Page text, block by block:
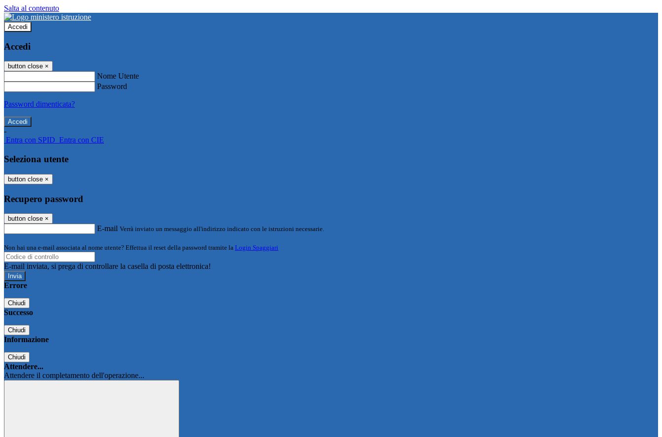
Salta al contenuto
Accedi
Accedi
button close ×
Nome Utente
Password
Password dimenticata?
-
Entra con SPID Entra con CIE
Seleziona utente
button close ×
Recupero password
button close ×
E-mail Verrà inviato un messaggio all'indirizzo indicato con le istruzioni necessarie.
Non hai una e-mail associata al nome utente? Effettua il reset della password tramite la Login Spaggiari
E-mail inviata, si prega di controllare la casella di posta elettronica!
Errore
Chiudi
Successo
Chiudi
Informazione
Chiudi
Attendere...
Attendere il completamento dell'operazione...